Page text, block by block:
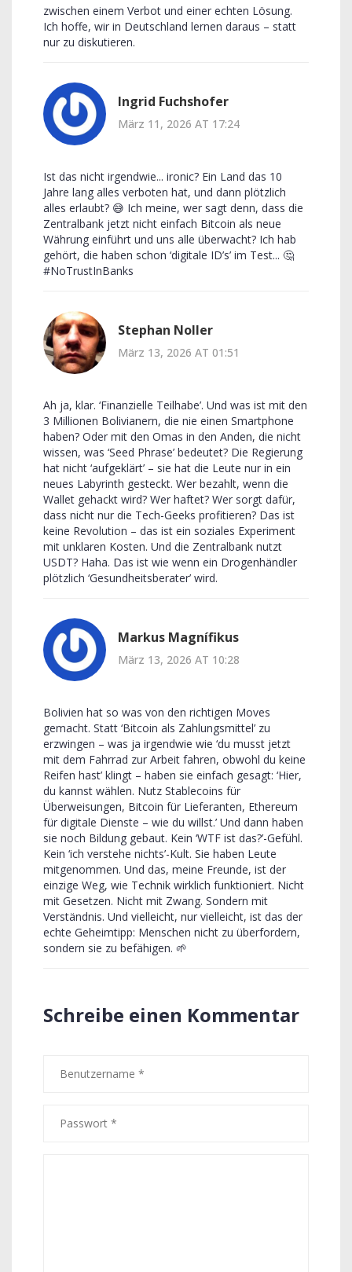
zwischen einem Verbot und einer echten Lösung.
Ich hoffe, wir in Deutschland lernen daraus – statt
nur zu diskutieren.
Ingrid Fuchshofer
März 11, 2026 AT 17:24
Ist das nicht irgendwie... ironic? Ein Land das 10
Jahre lang alles verboten hat, und dann plötzlich
alles erlaubt? 😅 Ich meine, wer sagt denn, dass die
Zentralbank jetzt nicht einfach Bitcoin als neue
Währung einführt und uns alle überwacht? Ich hab
gehört, die haben schon ‘digitale ID’s’ im Test... 🤔
#NoTrustInBanks
Stephan Noller
März 13, 2026 AT 01:51
Ah ja, klar. ‘Finanzielle Teilhabe’. Und was ist mit den
3 Millionen Bolivianern, die nie einen Smartphone
haben? Oder mit den Omas in den Anden, die nicht
wissen, was ‘Seed Phrase’ bedeutet? Die Regierung
hat nicht ‘aufgeklärt’ – sie hat die Leute nur in ein
neues Labyrinth gesteckt. Wer bezahlt, wenn die
Wallet gehackt wird? Wer haftet? Wer sorgt dafür,
dass nicht nur die Tech-Geeks profitieren? Das ist
keine Revolution – das ist ein soziales Experiment
mit unklaren Kosten. Und die Zentralbank nutzt
USDT? Haha. Das ist wie wenn ein Drogenhändler
plötzlich ‘Gesundheitsberater’ wird.
Markus Magnífikus
März 13, 2026 AT 10:28
Bolivien hat so was von den richtigen Moves
gemacht. Statt ‘Bitcoin als Zahlungsmittel’ zu
erzwingen – was ja irgendwie wie ‘du musst jetzt
mit dem Fahrrad zur Arbeit fahren, obwohl du keine
Reifen hast’ klingt – haben sie einfach gesagt: ‘Hier,
du kannst wählen. Nutz Stablecoins für
Überweisungen, Bitcoin für Lieferanten, Ethereum
für digitale Dienste – wie du willst.’ Und dann haben
sie noch Bildung gebaut. Kein ‘WTF ist das?’-Gefühl.
Kein ‘ich verstehe nichts’-Kult. Sie haben Leute
mitgenommen. Und das, meine Freunde, ist der
einzige Weg, wie Technik wirklich funktioniert. Nicht
mit Gesetzen. Nicht mit Zwang. Sondern mit
Verständnis. Und vielleicht, nur vielleicht, ist das der
echte Geheimtipp: Menschen nicht zu überfordern,
sondern sie zu befähigen. 🌱
Schreibe einen Kommentar